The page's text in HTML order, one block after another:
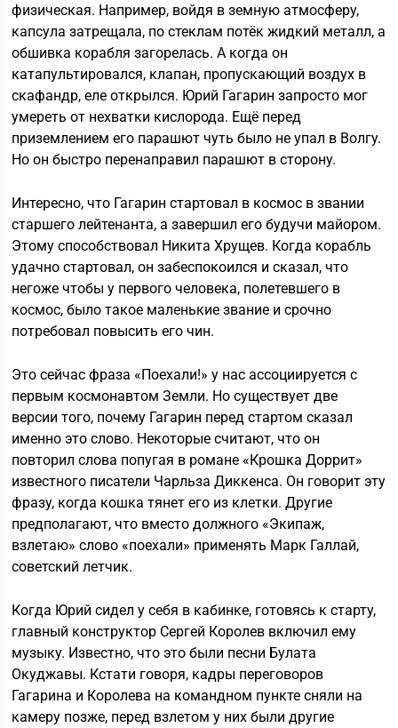
физическая. Например, войдя в земную атмосферу,
капсула затрещала, по стеклам потёк жидкий металл, а
обшивка корабля загорелась. А когда он
катапультировался, клапан, пропускающий воздух в
скафандр, еле открылся. Юрий Гагарин запросто мог
умереть от нехватки кислорода. Ещё перед
приземлением его парашют чуть было не упал в Волгу.
Но он быстро перенаправил парашют в сторону.
Интересно, что Гагарин стартовал в космос в звании
старшего лейтенанта, а завершил его будучи майором.
Этому способствовал Никита Хрущев. Когда корабль
удачно стартовал, он забеспокоился и сказал, что
негоже чтобы у первого человека, полетевшего в
космос, было такое маленькие звание и срочно
потребовал повысить его чин.
Это сейчас фраза «Поехали!» у нас ассоциируется с
первым космонавтом Земли. Но существует две
версии того, почему Гагарин перед стартом сказал
именно это слово. Некоторые считают, что он
повторил слова попугая в романе «Крошка Доррит»
известного писатели Чарльза Диккенса. Он говорит эту
фразу, когда кошка тянет его из клетки. Другие
предполагают, что вместо должного «Экипаж,
взлетаю» слово «поехали» применять Марк Галлай,
советский летчик.
Когда Юрий сидел у себя в кабинке, готовясь к старту,
главный конструктор Сергей Королев включил ему
музыку. Известно, что это были песни Булата
Окуджавы. Кстати говоря, кадры переговоров
Гагарина и Королева на командном пункте сняли на
камеру позже, перед взлетом у них были другие